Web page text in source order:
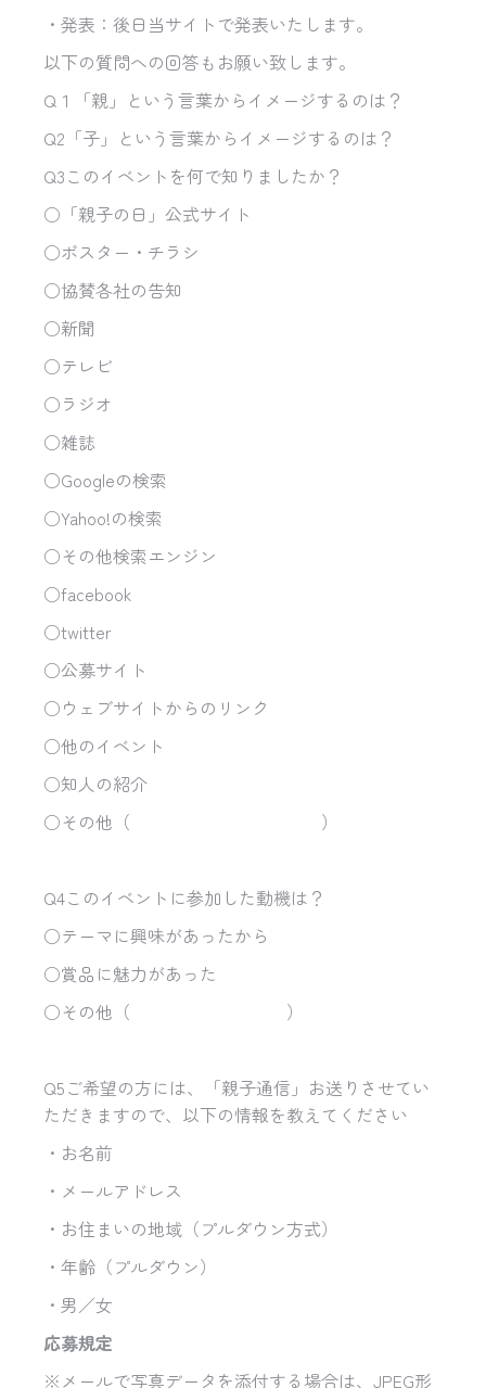
・発表： 後日当サイトで発表いたします。
以下の質問への回答もお願い致します。
Q１「親」という言葉からイメージするのは？
Q2「子」という言葉からイメージするのは？
Q3このイベントを何で知りましたか？
○「親子の日」公式サイト
○ポスター・チラシ
○協賛各社の告知
○新聞
○テレビ
○ラジオ
○雑誌
○Googleの検索
○Yahoo!の検索
○その他検索エンジン
○facebook
○twitter
○公募サイト
○ウェブサイトからのリンク
○他のイベント
○知人の紹介
○その他（ ）
Q4このイベントに参加した動機は？
○テーマに興味があったから
○賞品に魅力があった
○その他（ ）
Q5ご希望の方には、「親子通信」お送りさせてい
ただきますので、以下の情報を教えてください
・お名前
・メールアドレス
・お住まいの地域（プルダウン方式）
・年齢（プルダウン）
・男／女
応募規定
※メールで写真データを添付する場合は、 JPEG形